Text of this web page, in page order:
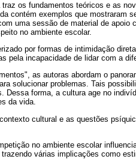
os fundamentos teóricos e as
contém exemplos que mostraram
uma sessão de material de apoio
no ambiente escolar.
por formas de intimidação
pela incapacidade de lidar com a
as autoras abordam o
solucionar problemas. Tais
forma, a cultura age no
da vida.
contexto cultural e as questões
no ambiente escolar
várias implicações como